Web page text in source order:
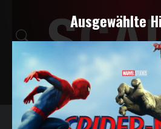
Ausgewählte